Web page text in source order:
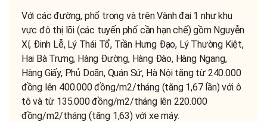
Với các đường, phố trong và trên Vành đai 1 như khu
vực đô thị lõi (các tuyến phố cần hạn chế) gồm Nguyễn
Xí, Đinh Lễ, Lý Thái Tổ, Trần Hưng Đạo, Lý Thường Kiệt,
Hai Bà Trưng, Hàng Đường, Hàng Đào, Hàng Ngang,
Hàng Giấy, Phủ Doãn, Quán Sứ, Hà Nội tăng từ 240.000
đồng lên 400.000 đồng/m2/tháng (tăng 1,67 lần) với ô
tô và từ 135.000 đồng/m2/tháng lên 220.000
đồng/m2/tháng (tăng 1,63) với xe máy.